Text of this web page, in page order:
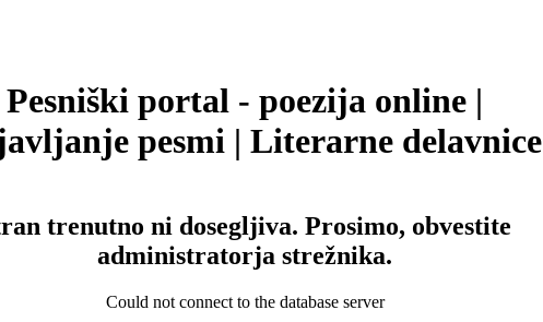
Pesniški portal - poezija online |
pesmi | Literarne delavnice
trenutno ni dosegljiva. Prosimo, obvestite
administratorja strežnika.
Could not connect to the database server